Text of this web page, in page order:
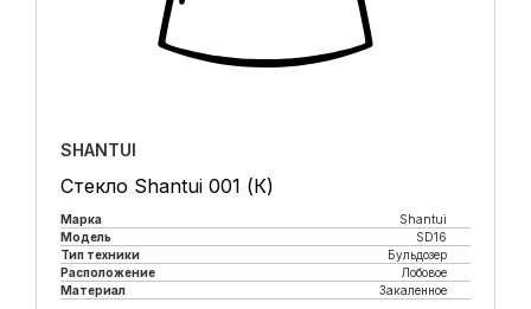
SHANTUI
Стекло Shantui 001 (К)
Марка
Shantui
Модель
SD16
Тип техники
Бульдозер
Расположение
Лобовое
Материал
Закаленное